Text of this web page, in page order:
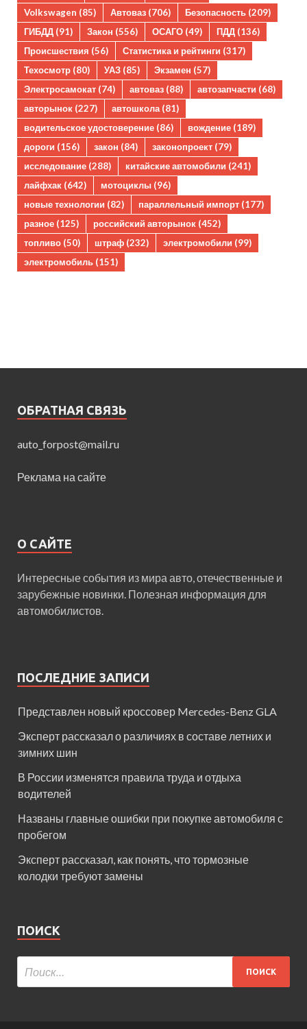
Volkswagen (85) Автоваз (706) Безопасность (209)
ГИБДД (91) Закон (556) ОСАГО (49) ПДД (136)
Происшествия (56) Статистика и рейтинги (317)
Техосмотр (80) УАЗ (85) Экзамен (57)
Электросамокат (74) автоваз (88) автозапчасти (68)
авторынок (227) автошкола(81)
водительское удостоверение (86) вождение (189)
дороги (156) закон (84) законопроект (79)
исследование (288) китайские автомобили (241)
лайфхак (642) мотоциклы (96)
новые технологии (82) параллельный импорт (177)
разное (125) российский авторынок (452)
топливо (50) штраф (232) электромобили (99)
электромобиль (151)
ОБРАТНАЯ СВЯЗЬ
auto_forpost@mail.ru
Реклама на сайте
О САЙТЕ
Интересные события из мира авто, отечественные и
зарубежные новинки. Полезная информация для
автомобилистов.
ПОСЛЕДНИЕ ЗАПИСИ
Представлен новый кроссовер Mercedes-Benz GLA
Эксперт рассказал о различиях в составе летних и
зимних шин
В России изменятся правила труда и отдыха
водителей
Названы главные ошибки при покупке автомобиля с
пробегом
Эксперт рассказал, как понять, что тормозные
колодки требуют замены
ПОИСК